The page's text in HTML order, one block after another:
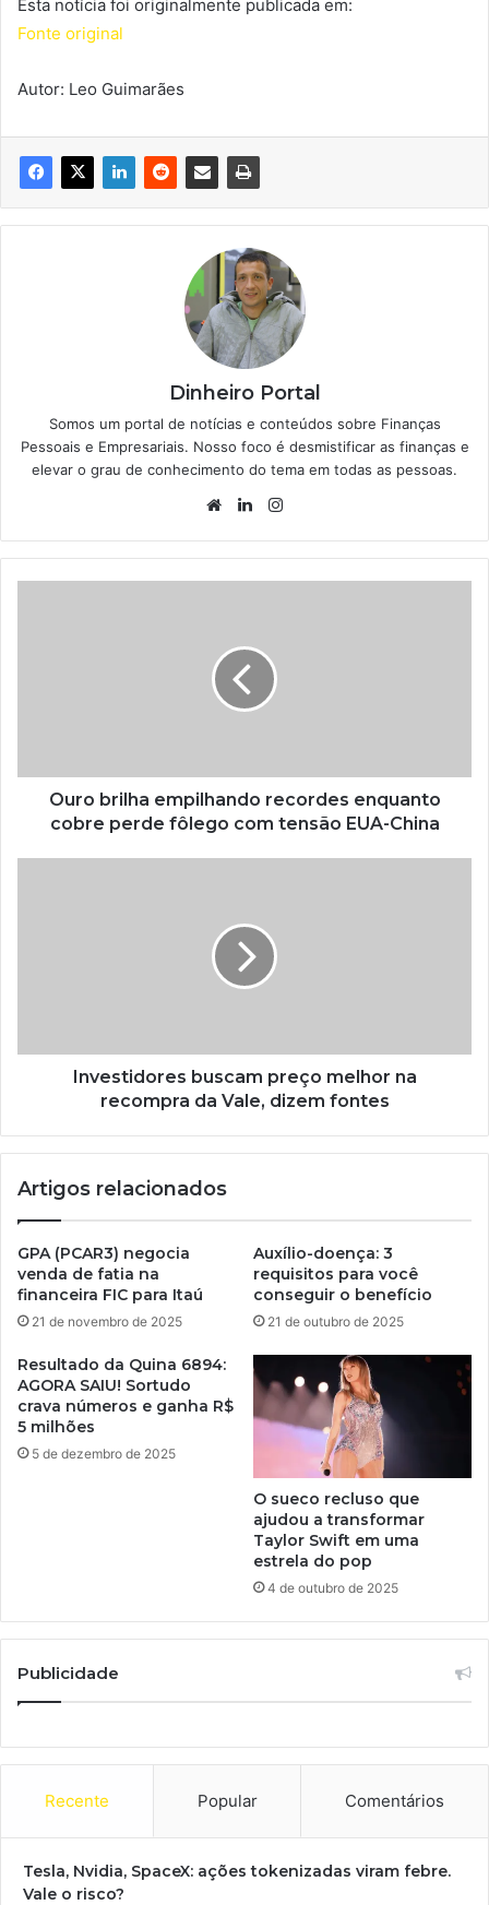
Esta notícia foi originalmente publicada em:
Fonte original
Autor: Leo Guimarães
Dinheiro Portal
Somos um portal de notícias e conteúdos sobre Finanças
Pessoais e Empresariais. Nosso foco é desmistificar as finanças e
elevar o grau de conhecimento do tema em todas as pessoas.
WebsiteLinkedin
Ouro brilha empilhando recordes enquanto
cobre perde fôlego com tensão EUA-China
Investidores buscam preço melhor na
recompra da Vale, dizem fontes
Artigos relacionados
GPA (PCAR3) negocia
venda de fatia na
financeira FIC para Itaú
21 de novembro de 2025
Auxílio-doença: 3
requisitos para você
conseguir o benefício
21 de outubro de 2025
Resultado da Quina 6894:
AGORA SAIU! Sortudo
crava números e ganha R$
5 milhões
5 de dezembro de 2025
O sueco recluso que
ajudou a transformar
Taylor Swift em uma
estrela do pop
4 de outubro de 2025
Publicidade
Recente Popular Comentários
Tesla, Nvidia, SpaceX: ações tokenizadas viram febre.
Vale o risco?